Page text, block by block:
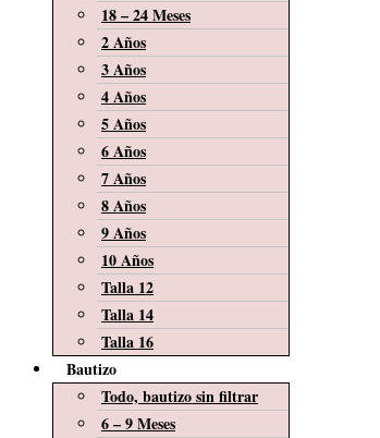
18 – 24 Meses
2 Años
3 Años
4 Años
5 Años
6 Años
7 Años
8 Años
9 Años
10 Años
Talla 12
Talla 14
Talla 16
Bautizo
Todo, bautizo sin filtrar
6 – 9 Meses